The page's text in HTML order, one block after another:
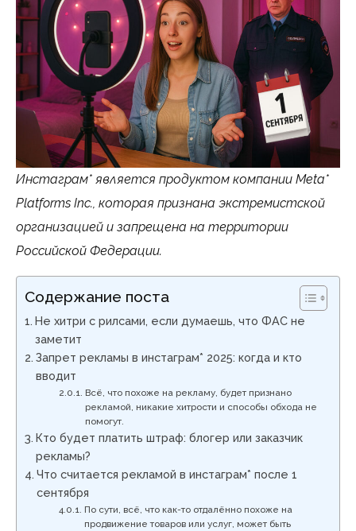
Инстаграм* является продуктом компании Meta*
Platforms Inc., которая признана экстремистской
организацией и запрещена на территории
Российской Федерации.
Содержание поста
Не хитри с рилсами, если думаешь, что ФАС не
заметит
Запрет рекламы в инстаграм* 2025: когда и кто
вводит
Всё, что похоже на рекламу, будет признано
рекламой, никакие хитрости и способы обхода не
помогут.
Кто будет платить штраф: блогер или заказчик
рекламы?
Что считается рекламой в инстаграм* после 1
сентября
По сути, всё, что как-то отдалённо похоже на
продвижение товаров или услуг, может быть